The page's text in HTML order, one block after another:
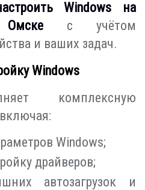
Windows на
с учётом
и ваших задач.
Windows
комплексную
Windows;
драйверов;
автозагрузок и